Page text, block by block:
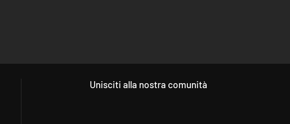
Unisciti alla nostra comunità